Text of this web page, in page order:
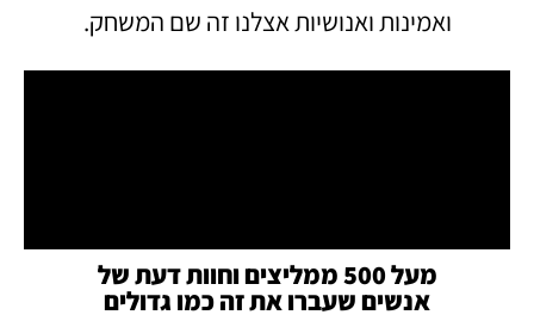
ואמינות ואנושיות אצלנו זה שם המשחק.
מעל 500 ממליצים וחוות דעת של
אנשים שעברו את זה כמו גדולים